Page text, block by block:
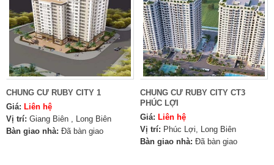
CHUNG CƯ RUBY CITY 1
Giá: Liên hệ
Vị trí: Giang Biên , Long Biên
Bàn giao nhà: Đã bàn giao
CHUNG CƯ RUBY CITY CT3
PHÚC LỢI
Giá: Liên hệ
Vị trí: Phúc Lợi, Long Biên
Bàn giao nhà: Đã bàn giao